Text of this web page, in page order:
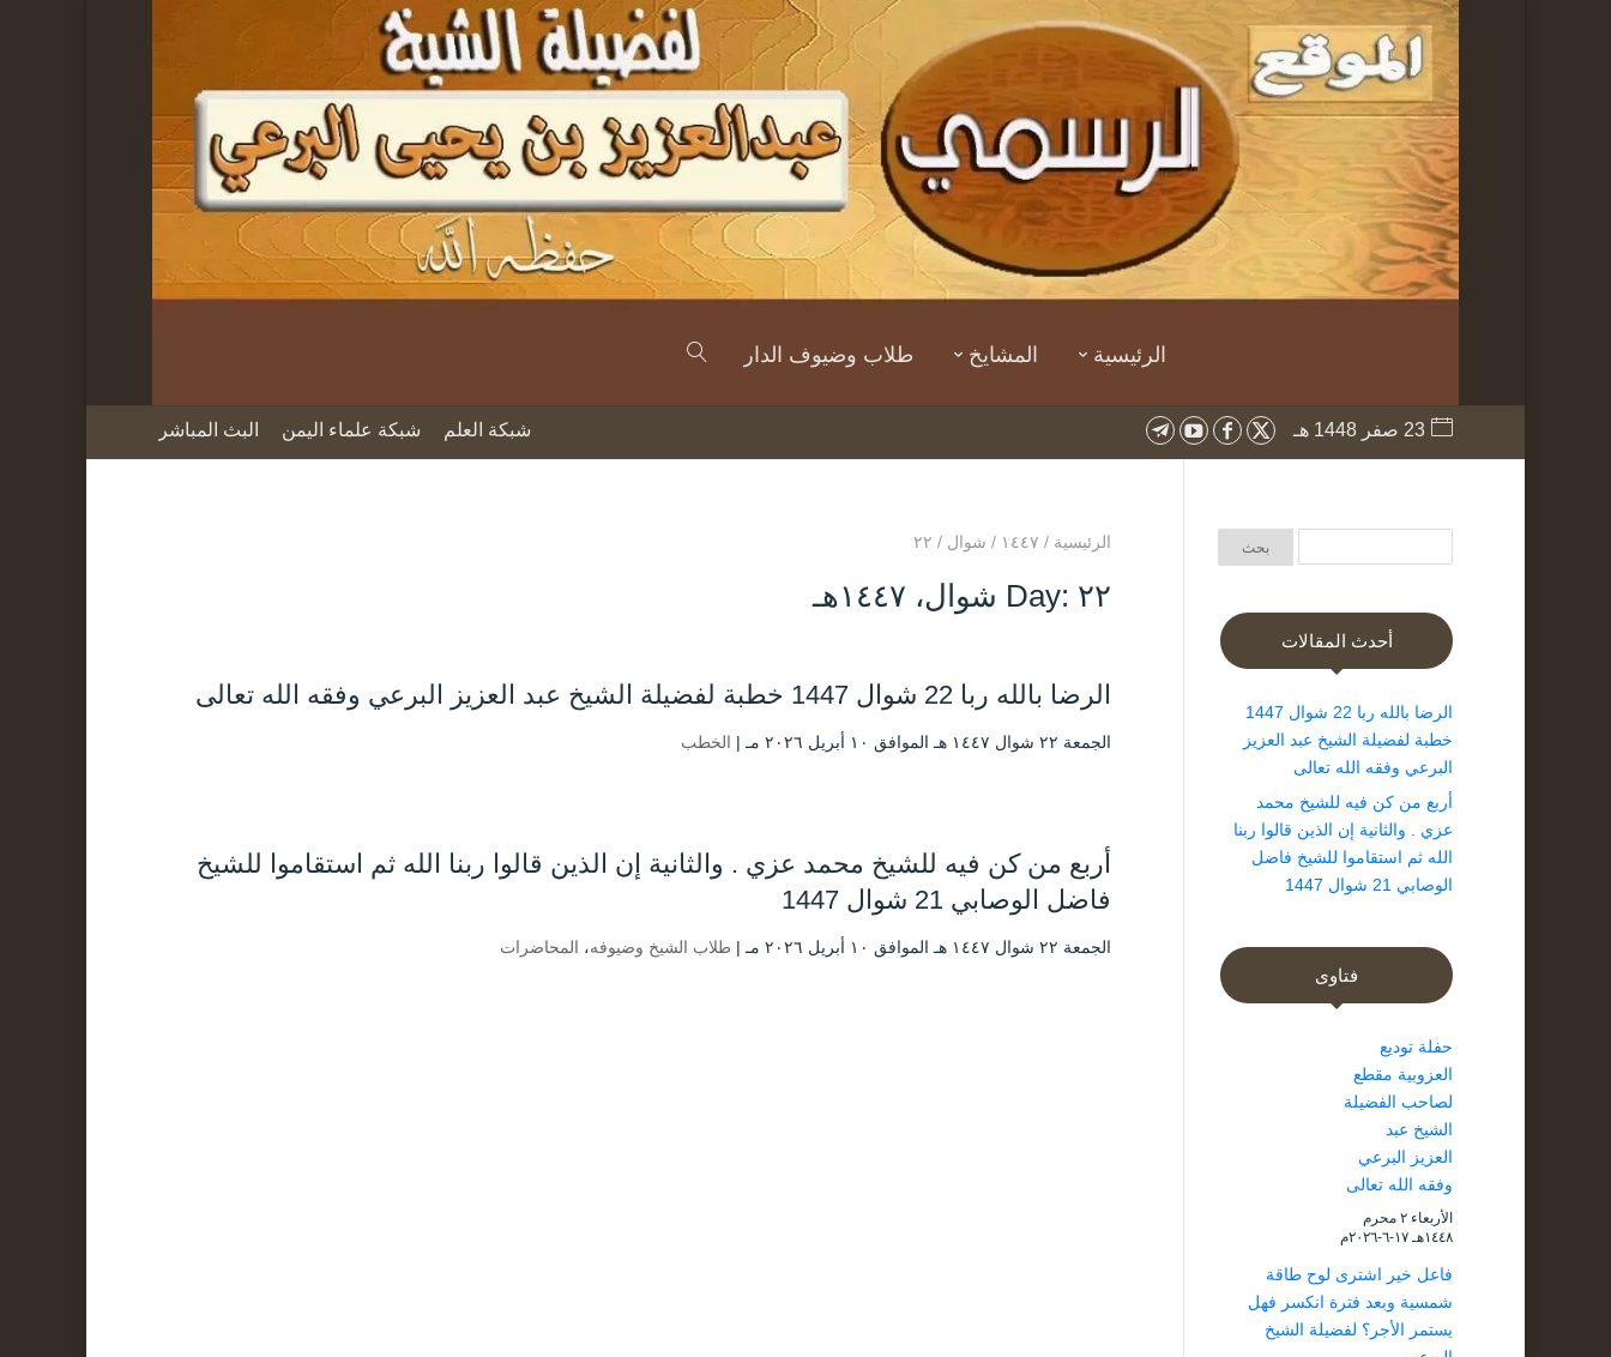
الرئيسية المشايخ طلاب وضيوف الدار
23 صفر 1448 هـ شبكة العلم شبكة علماء اليمن البث المباشر
الرئيسية / ۱٤٤۷ / شوال / ۲۲
Day: ۲۲ شوال، ۱٤٤۷هـ
الرضا بالله ربا 22 شوال 1447 خطبة لفضيلة الشيخ عبد العزيز البرعي وفقه الله تعالى
الجمعة ۲۲ شوال ۱٤٤۷ هـ الموافق ۱۰ أبريل ۲۰۲٦ مـ | الخطب
أربع من كن فيه للشيخ محمد عزي . والثانية إن الذين قالوا ربنا الله ثم استقاموا للشيخ
فاضل الوصابي 21 شوال 1447
الجمعة ۲۲ شوال ۱٤٤۷ هـ الموافق ۱۰ أبريل ۲۰۲٦ مـ | طلاب الشيخ وضيوفه، المحاضرات
أحدث المقالات
الرضا بالله ربا 22 شوال 1447
خطبة لفضيلة الشيخ عبد العزيز
البرعي وفقه الله تعالى
أربع من كن فيه للشيخ محمد
عزي . والثانية إن الذين قالوا ربنا
الله ثم استقاموا للشيخ فاضل
الوصابي 21 شوال 1447
فتاوى
حفلة توديع
العزوبية مقطع
لصاحب الفضيلة
الشيخ عبد
العزيز البرعي
وفقه الله تعالى
الأربعاء ۲ محرم
۱٤٤۸هـ ۱۷-٦-۲۰۲٦م
فاعل خير اشترى لوح طاقة
شمسية وبعد فترة انكسر فهل
يستمر الأجر؟ لفضيلة الشيخ